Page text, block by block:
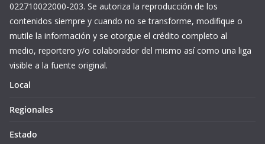
022710022000-203. Se autoriza la reproducción de los
contenidos siempre y cuando no se transforme, modifique o
mutile la información y se otorgue el crédito completo al
medio, reportero y/o colaborador del mismo así como una liga
visible a la fuente original.
Local
Regionales
Estado